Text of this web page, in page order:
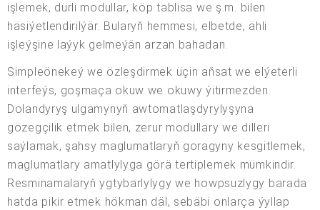
işlemek, dürli modullar, köp tablisa we ş.m. bilen
häsiýetlendirilýär. Bularyň hemmesi, elbetde, ähli
işleýşine laýyk gelmeýän arzan bahadan.
Simpleönekeý we özleşdirmek üçin aňsat we elýeterli
interfeýs, goşmaça okuw we okuwy ýitirmezden.
Dolandyryş ulgamynyň awtomatlaşdyrylyşyna
gözegçilik etmek bilen, zerur modullary we dilleri
saýlamak, şahsy maglumatlaryň goragyny kesgitlemek,
maglumatlary amatlylyga görä tertiplemek mümkindir.
Resminamalaryň ygtybarlylygy we howpsuzlygy barada
hatda pikir etmek hökman däl, sebäbi onlarça ýyllap